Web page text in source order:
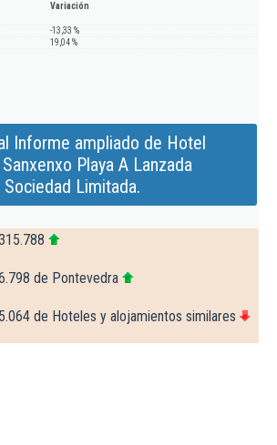
Variación
-13,33 %
19,04 %
Informe ampliado de Hotel
Playa A Lanzada
Sociedad Limitada.
de Pontevedra
de Hoteles y alojamientos similares